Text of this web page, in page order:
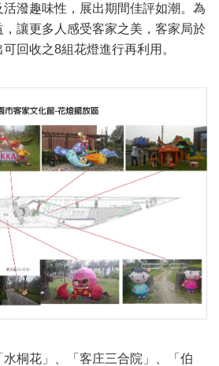
潑趣味性，展出期間佳評如潮。為
讓更多人感受客家之美，客家局於
可回收之8組花燈進行再利用。
桐花」、「客庄三合院」、「伯